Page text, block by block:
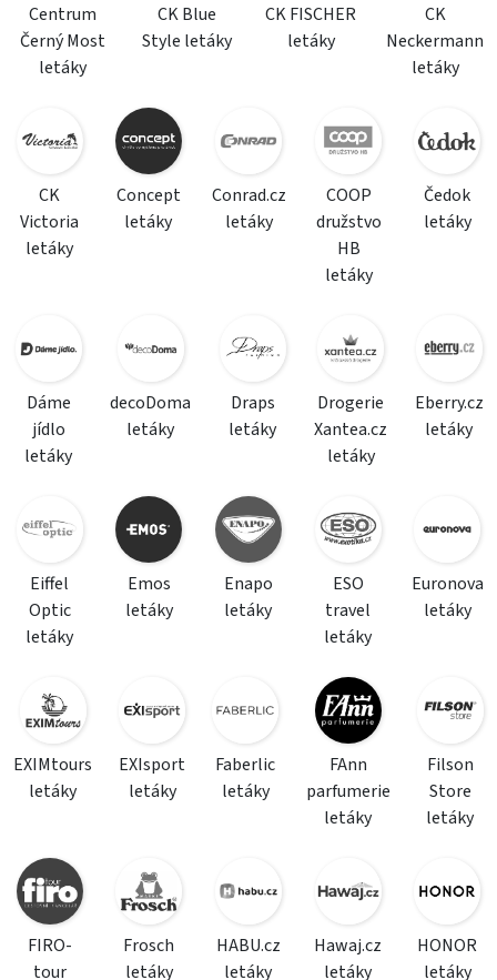
Centrum
Černý Most
letáky
CK Blue
Style letáky
CK FISCHER
letáky
CK
Neckermann
letáky
CK
Victoria
letáky
Concept
letáky
Conrad.cz
letáky
COOP
družstvo
HB
letáky
Čedok
letáky
Dáme
jídlo
letáky
decoDoma
letáky
Draps
letáky
Drogerie
Xantea.cz
letáky
Eberry.cz
letáky
Eiffel
Optic
letáky
Emos
letáky
Enapo
letáky
ESO
travel
letáky
Euronova
letáky
EXIMtours
letáky
EXIsport
letáky
Faberlic
letáky
FAnn
parfumerie
letáky
Filson
Store
letáky
FIRO-
tour
Frosch
letáky
HABU.cz
letáky
Hawaj.cz
letáky
HONOR
letáky